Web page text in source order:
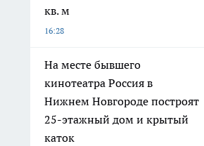
кв. м
16:28
На месте бывшего
кинотеатра Россия в
Нижнем Новгороде построят
25-этажный дом и крытый
каток